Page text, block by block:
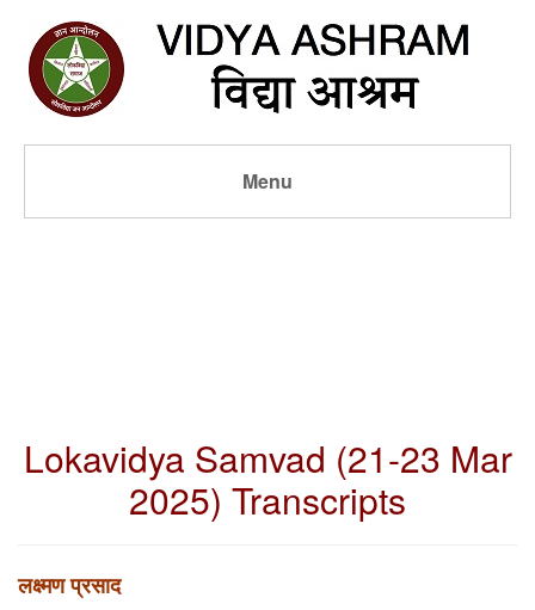
Menu
Lokavidya Samvad (21-23 Mar
2025) Transcripts
लक्ष्मण प्रसाद